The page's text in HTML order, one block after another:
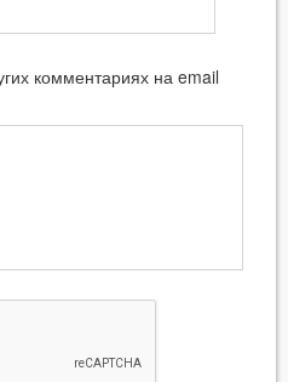
комментариях на email